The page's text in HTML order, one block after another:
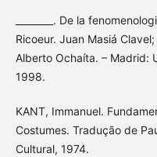
________. De la
Ricoeur. Juan Masiá
Alberto Ochaíta. – Madrid:
1998.
KANT, Immanuel.
Costumes. Tradução de
Cultural, 1974.